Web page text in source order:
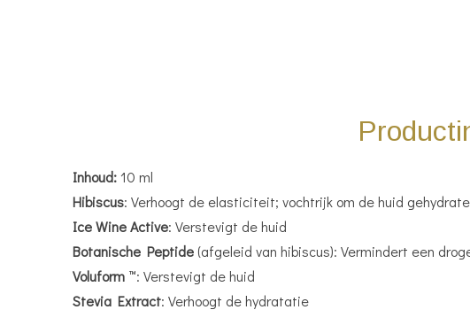
Inhoud: 10 ml
Hibiscus: Verhoogt de elasticiteit; vochtrijk om de huid
Ice Wine Active: Verstevigt de huid
Botanische Peptide(afgeleid van hibiscus): Vermindert een
Voluform ™: Verstevigt de huid
Stevia Extract: Verhoogt de hydratatie